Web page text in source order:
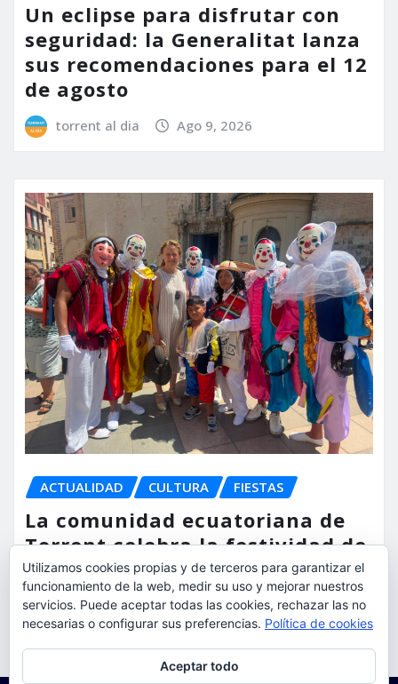
Un eclipse para disfrutar con
seguridad: la Generalitat lanza
sus recomendaciones para el 12
de agosto
torrent al dia Ago 9, 2026
ACTUALIDAD CULTURA FIESTAS
La comunidad ecuatoriana de
Torrent celebra la festividad de
la Virgen del Cisne
torrent al dia Ago 9, 2026
Utilizamos cookies propias y de terceros para garantizar el
funcionamiento de la web, medir su uso y mejorar nuestros
servicios. Puede aceptar todas las cookies, rechazar las no
necesarias o configurar sus preferencias. Política de cookies
Aceptar todo